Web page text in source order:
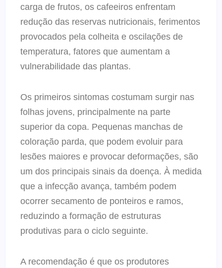
carga de frutos, os cafeeiros enfrentam
redução das reservas nutricionais, ferimentos
provocados pela colheita e oscilações de
temperatura, fatores que aumentam a
vulnerabilidade das plantas.
Os primeiros sintomas costumam surgir nas
folhas jovens, principalmente na parte
superior da copa. Pequenas manchas de
coloração parda, que podem evoluir para
lesões maiores e provocar deformações, são
um dos principais sinais da doença. À medida
que a infecção avança, também podem
ocorrer secamento de ponteiros e ramos,
reduzindo a formação de estruturas
produtivas para o ciclo seguinte.
A recomendação é que os produtores